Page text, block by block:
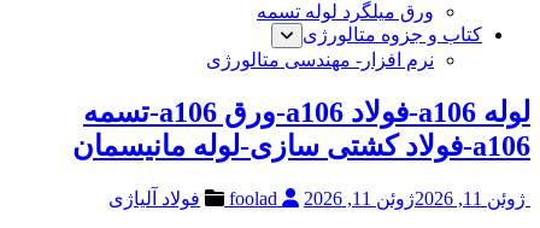
ورق میلگرد لوله تسمه
کتاب و جزوه متالورژی
نرم افزار- مهندسی متالورژی
لوله a106-فولاد a106-ورق a106-تسمه
a106-فولاد کشتی سازی-لوله مانیسمان
ژوئن 11, 2026 ژوئن 11, 2026 فولاد آلیاژی